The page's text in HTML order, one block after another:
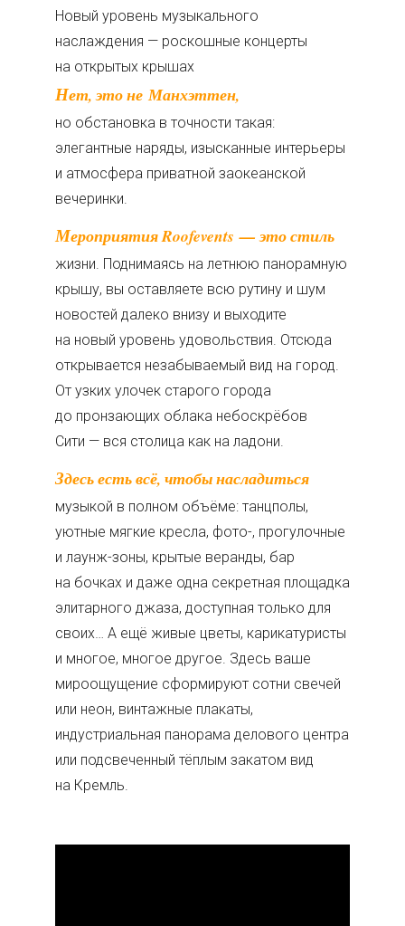
Новый уровень музыкального
наслаждения — роскошные концерты
на открытых крышах
Нет, это не Манхэттен,
но обстановка в точности такая:
элегантные наряды, изысканные интерьеры
и атмосфера приватной заокеанской
вечеринки.
Мероприятия Roofevents — это стиль
жизни. Поднимаясь на летнюю панорамную
крышу, вы оставляете всю рутину и шум
новостей далеко внизу и выходите
на новый уровень удовольствия. Отсюда
открывается незабываемый вид на город.
От узких улочек старого города
до пронзающих облака небоскрёбов
Сити — вся столица как на ладони.
Здесь есть всё, чтобы насладиться
музыкой в полном объёме: танцполы,
уютные мягкие кресла, фото-, прогулочные
и лаунж-зоны, крытые веранды, бар
на бочках и даже одна секретная площадка
элитарного джаза, доступная только для
своих… А ещё живые цветы, карикатуристы
и многое, многое другое. Здесь ваше
мироощущение сформируют сотни свечей
или неон, винтажные плакаты,
индустриальная панорама делового центра
или подсвеченный тёплым закатом вид
на Кремль.